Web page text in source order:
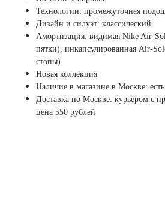
Технологии: промежуточная
Дизайн и силуэт: классический
Амортизация: видимая Nike Air-
пятки), инкапсулированная Air-
стопы)
Новая коллекция
Наличие в магазине в Москве: есть
Доставка по Москве: курьером с
цена 550 рублей